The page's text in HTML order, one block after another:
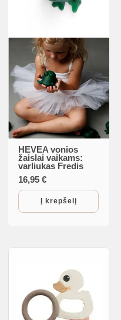
HEVEA vonios
žaislai vaikams:
varliukas Fredis
16,95€
Į krepšelį